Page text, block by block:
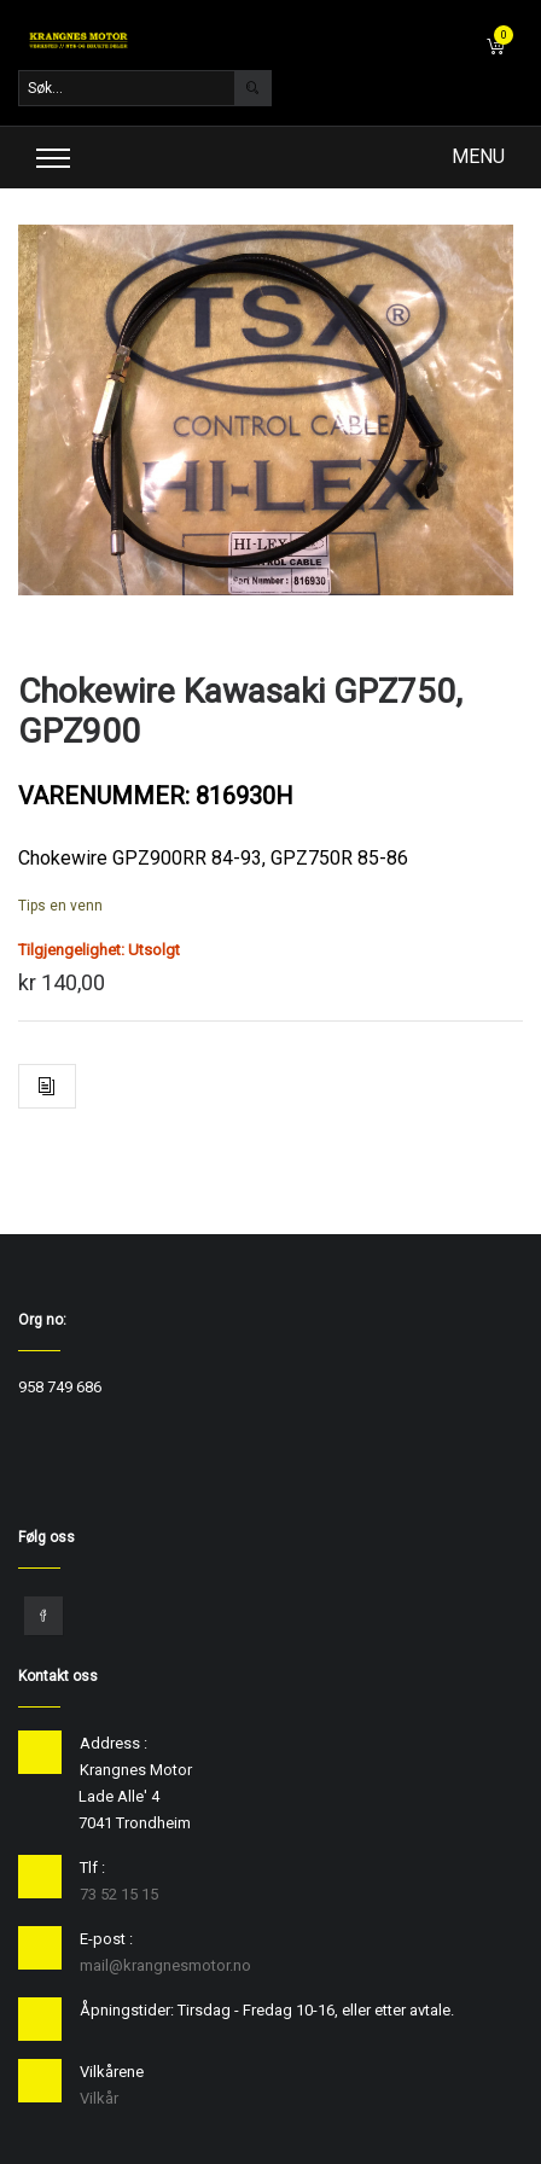
0
MENU
Chokewire Kawasaki GPZ750,
GPZ900
VARENUMMER: 816930H
Chokewire GPZ900RR 84-93, GPZ750R 85-86
Tips en venn
Tilgjengelighet: Utsolgt
kr 140,00
Org no:
958 749 686
Følg oss
Kontakt oss
Address :
Krangnes Motor
Lade Alle' 4
7041 Trondheim
Tlf :
73 52 15 15
E-post :
mail@krangnesmotor.no
Åpningstider: Tirsdag - Fredag 10-16, eller etter avtale.
Vilkårene
Vilkår